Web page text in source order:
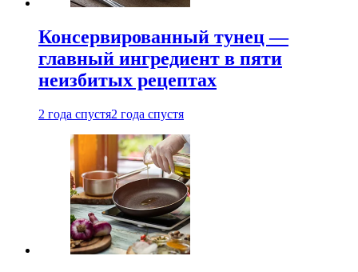
Консервированный тунец —
главный ингредиент в пяти
неизбитых рецептах
2 года спустя2 года спустя